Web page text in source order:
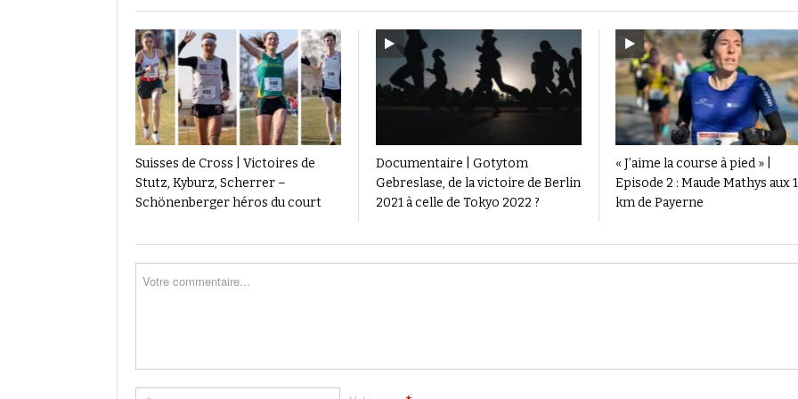
Suisses de Cross | Victoires de
Stutz, Kyburz, Scherrer –
Schönenberger héros du court
Documentaire | Gotytom
Gebreslase, de la victoire de Berlin
2021 à celle de Tokyo 2022 ?
« J’aime la course à pied » |
Episode 2 : Maude Mathys aux
km de Payerne